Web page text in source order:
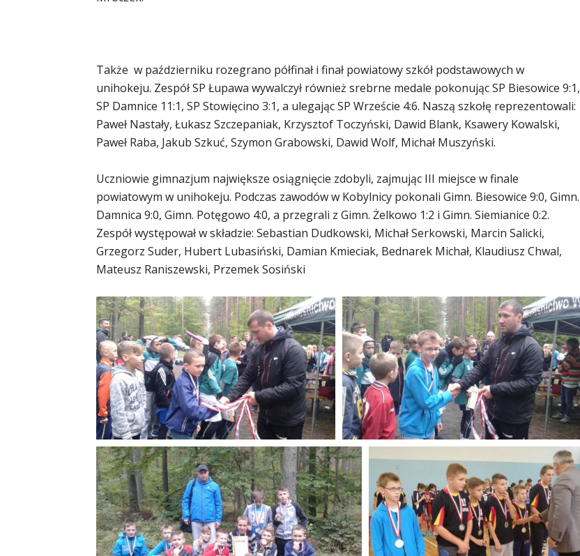
Także w październiku rozegrano półfinał i finał powiatowy szkół podstawowych w
unihokeju. Zespół SP Łupawa wywalczył również srebrne medale pokonując SP Biesowice 9:1,
SP Damnice 11:1, SP Stowięcino 3:1, a ulegając SP Wrzeście 4:6. Naszą szkołę reprezentowali:
Paweł Nastały, Łukasz Szczepaniak, Krzysztof Toczyński, Dawid Blank, Ksawery Kowalski,
Paweł Raba, Jakub Szkuć, Szymon Grabowski, Dawid Wolf, Michał Muszyński.
Uczniowie gimnazjum największe osiągnięcie zdobyli, zajmując III miejsce w finale
powiatowym w unihokeju. Podczas zawodów w Kobylnicy pokonali Gimn. Biesowice 9:0, Gimn.
Damnica 9:0, Gimn. Potęgowo 4:0, a przegrali z Gimn. Żelkowo 1:2 i Gimn. Siemianice 0:2.
Zespół występował w składzie: Sebastian Dudkowski, Michał Serkowski, Marcin Salicki,
Grzegorz Suder, Hubert Lubasiński, Damian Kmieciak, Bednarek Michał, Klaudiusz Chwal,
Mateusz Raniszewski, Przemek Sosiński